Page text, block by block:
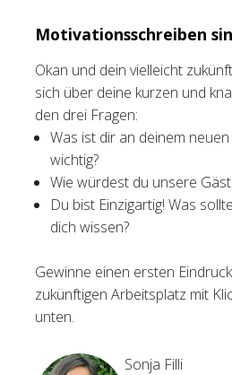
Motivationsschreiben
Okan und dein vielleicht
sich über deine kurzen und
den drei Fragen:
Was ist dir an deinem
wichtig?
Wie würdest du unsere
Du bist Einzigartig! Was
dich wissen?
Gewinne einen ersten
zukünftigen Arbeitsplatz mit
unten.
Sonja Filli